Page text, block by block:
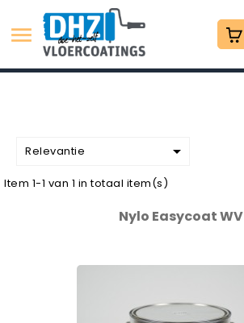

Relevantie 
Item 1-1 van 1 in totaal item(s)
Nylo Easycoat WV